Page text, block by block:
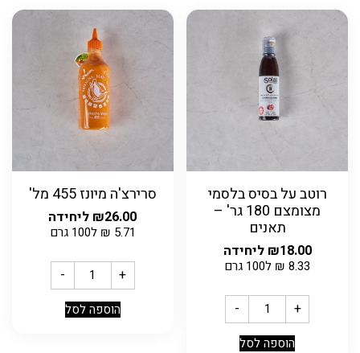
רוטב על בסיס בלסמי
מצומצם 180 גר' –
תאנים
₪18.00 ליחידה
8.33
₪ ל100 גרם
- +
הוספה לסל
סרירצ'ה מיונז 455 מל'
₪26.00 ליחידה
5.71
₪ ל100 גרם
- +
הוספה לסל